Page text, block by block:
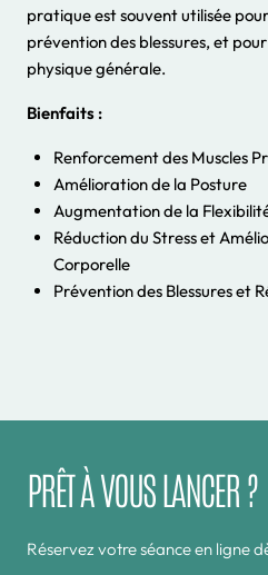
pratique est souvent utilisée
prévention des blessures, et
physique générale.
Bienfaits :
Renforcement des Muscles
Amélioration de la Posture
Augmentation de la
Réduction du Stress et
Corporelle
Prévention des Blessures et
PRÊT À VOUS LANCER ?
Réservez votre séance en ligne